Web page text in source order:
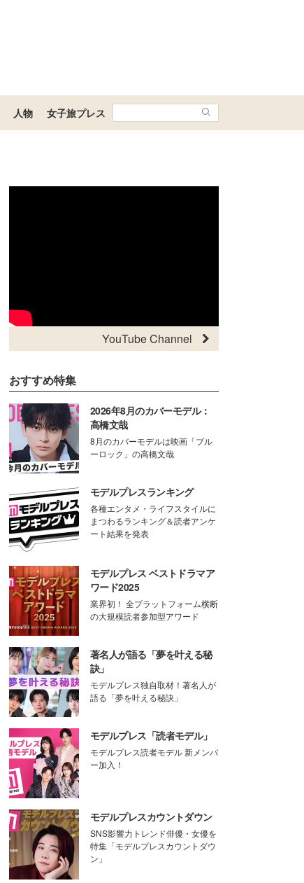
人物 女子旅プレス
YouTube Channel
おすすめ特集
2026年8月のカバーモデル：
高橋文哉
8月のカバーモデルは映画「ブル
ーロック」の高橋文哉
モデルプレスランキング
各種エンタメ・ライフスタイルに
まつわるランキング＆読者アンケ
ート結果を発表
モデルプレス ベストドラマア
ワード2025
業界初！ 全プラットフォーム横断
の大規模読者参加型アワード
著名人が語る「夢を叶える秘
訣」
モデルプレス独自取材！著名人が
語る「夢を叶える秘訣」
モデルプレス「読者モデル」
モデルプレス読者モデル 新メンバ
ー加入！
モデルプレスカウントダウン
SNS影響力トレンド俳優・女優を
特集「モデルプレスカウントダウ
ン」